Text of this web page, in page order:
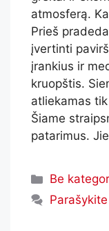
atmosferą.
Prieš
įvertinti
įrankius ir
kruopštis.
atliekamas
Šiame
patarimus.
Be